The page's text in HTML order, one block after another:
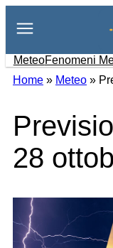
contenuto
MeteoFenomeni
Home » Meteo »
28